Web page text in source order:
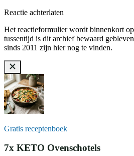
Reactie achterlaten
Het reactieformulier wordt binnenkort
tussentijd is dit archief bewaard
sinds 2011 zijn hier nog te vinden.
Gratis receptenboek
7x KETO Ovenschotels